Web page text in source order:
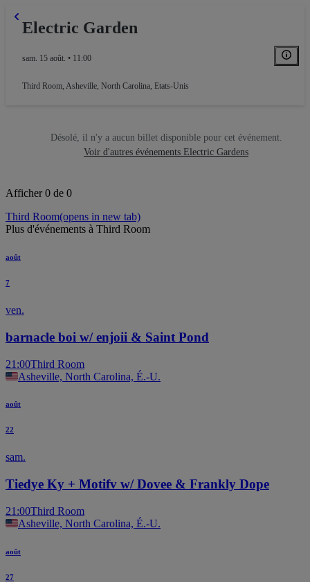
Electric Garden
sam. 15 août. • 11:00
Third Room, Asheville, North Carolina, Etats-Unis
Désolé, il n'y a aucun billet disponible pour cet événement.
Voir d'autres événements Electric Gardens
Afficher 0 de 0
Third Room(opens in new tab)
Plus d'événements à Third Room
août
7
ven.
barnacle boi w/ enjoii & Saint Pond
21:00Third Room
Asheville, North Carolina, É.-U.
août
22
sam.
Tiedye Ky + Motifv w/ Dovee & Frankly Dope
21:00Third Room
Asheville, North Carolina, É.-U.
août
27